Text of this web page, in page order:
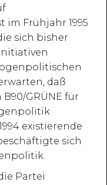
im Frühjahr 1995
sich bisher
daß
GRÜNE für
existierende
sich
Partei